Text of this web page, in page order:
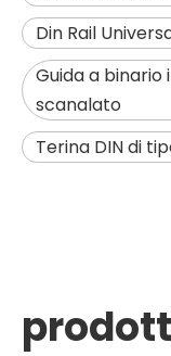
Din Rail
Guida a binario
scanalato
Terina DIN di